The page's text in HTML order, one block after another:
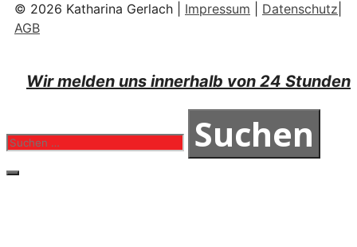
© 2026 Katharina Gerlach | Impressum Datenschutz
AGB
Wir melden uns innerhalb von 24 Stunden
nach: